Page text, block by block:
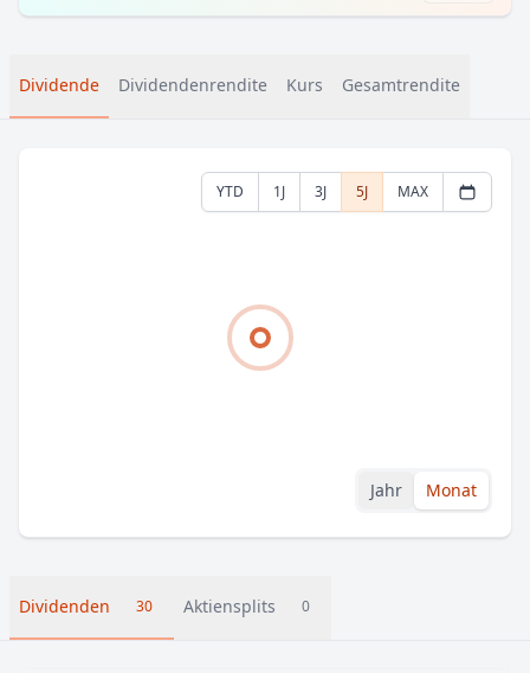
Dividende Dividendenrendite Kurs Gesamtrendite
YTD 1J 3J 5J MAX
Jahr Monat
Dividenden 30 Aktiensplits 0